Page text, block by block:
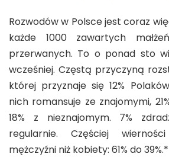
Rozwodów w Polsce jest coraz
każde 1000 zawartych
przerwanych. To o ponad sto
wcześniej. Częstą przyczyną
której przyznaje się 12%
nich romansuje ze znajomymi,
18% z nieznajomym. 7%
regularnie. Częściej
mężczyźni niż kobiety: 61% do 39%.*